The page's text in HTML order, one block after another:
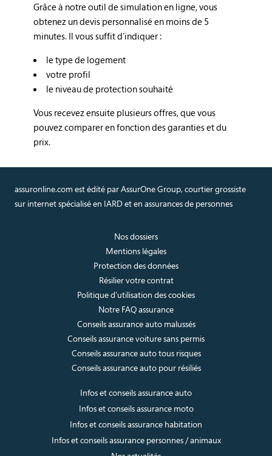
Grâce à notre outil de simulation en ligne, vous
obtenez un devis personnalisé en moins de 5
minutes. Il vous suffit d’indiquer :
le type de logement
votre profil
le niveau de protection souhaité
Vous recevez ensuite plusieurs offres, que vous
pouvez comparer en fonction des garanties et du
prix.
assuronline.com est édité par AssurOne Group, courtier grossiste
sur internet spécialisé en IARD et en assurances de personnes
Nos dossiers
Mentions légales
Protection des données
Résilier votre contrat
Politique d’utilisation des cookies
Notre FAQ assurance
Conseils assurance auto malussés
Conseils assurance voiture sans permis
Conseils assurance auto tous risques
Conseils assurance auto pour résiliés
Infos et conseils assurance auto
Infos et conseils assurance moto
Infos et conseils assurance habitation
Infos et conseils assurance personnes / animaux